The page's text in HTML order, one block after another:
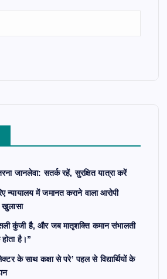
जानलेवा: सतर्क रहें, सुरक्षित यात्रा करें
न्यायालय में जमानत कराने वाला आरोपी
खुलासा
कुंजी है, और जब मातृशक्ति कमान संभालती
है।”
के साथ कक्षा से परे’ पहल से विद्यार्थियों के